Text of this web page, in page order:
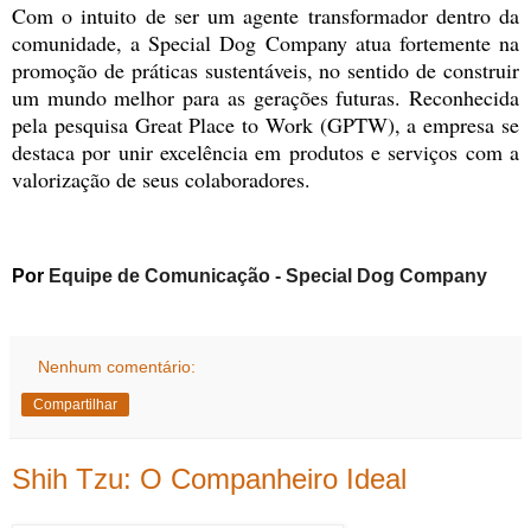
Com o intuito de ser um agente transformador dentro da
comunidade, a Special Dog Company atua fortemente na
promoção de práticas sustentáveis, no sentido de construir
um mundo melhor para as gerações futuras. Reconhecida
pela pesquisa Great Place to Work (GPTW), a empresa se
destaca por unir excelência em produtos e serviços com a
valorização de seus colaboradores.
Por Equipe de Comunicação - Special Dog Company
Nenhum comentário:
Compartilhar
Shih Tzu: O Companheiro Ideal